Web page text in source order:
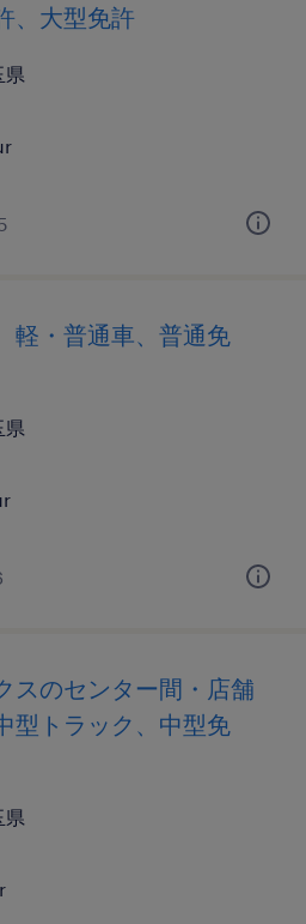
、大型免許
県
軽・普通車、普通免
県
スのセンター間・店舗
型トラック、中型免
県